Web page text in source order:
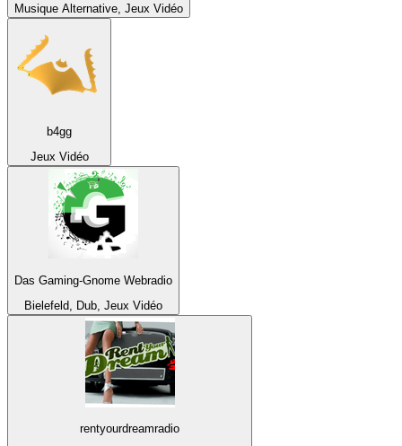
Musique Alternative, Jeux Vidéo
b4gg
Jeux Vidéo
Das Gaming-Gnome Webradio
Bielefeld, Dub, Jeux Vidéo
rentyourdreamradio